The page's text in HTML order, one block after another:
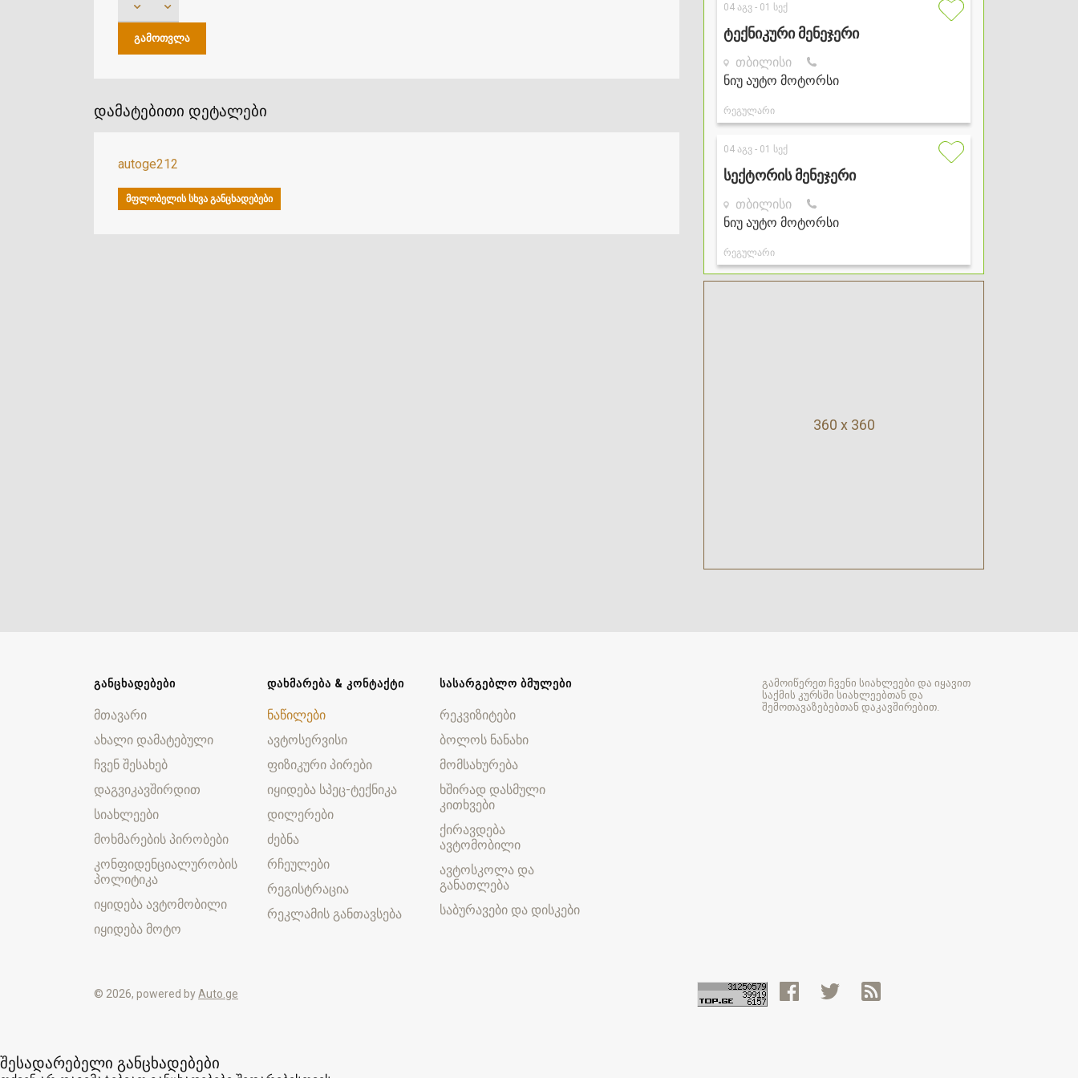
360 x 360
დამატებითი დეტალები
autoge212
ᲛᲤᲚᲝᲑᲔᲚᲘᲡ ᲡᲮᲕᲐ ᲒᲐᲜᲪᲮᲐᲓᲔᲑᲔᲑᲘ
გამოიწერეთ ჩვენი სიახლეები და იყავით
საქმის კურსში სიახლეებთან და
შემოთავაზებებთან დაკავშირებით.
ᲒᲐᲜᲪᲮᲐᲓᲔᲑᲔᲑᲘ
მთავარი
ახალი დამატებული
ჩვენ შესახებ
დაგვიკავშირდით
სიახლეები
მოხმარების პირობები
კონფიდენციალურობის
პოლიტიკა
იყიდება ავტომობილი
იყიდება მოტო
ᲓᲐᲮᲛᲐᲠᲔᲑᲐ & ᲙᲝᲜᲢᲐᲥᲢᲘ
ნაწილები
ავტოსერვისი
ფიზიკური პირები
იყიდება სპეც-ტექნიკა
დილერები
ძებნა
რჩეულები
რეგისტრაცია
რეკლამის განთავსება
ᲡᲐᲡᲐᲠᲒᲔᲑᲚᲝ ᲑᲛᲣᲚᲔᲑᲘ
რეკვიზიტები
ბოლოს ნანახი
მომსახურება
ხშირად დასმული
კითხვები
ქირავდება
ავტომობილი
ავტოსკოლა და
განათლება
საბურავები და დისკები
© 2026, powered byAuto.ge
შესადარებელი განცხადებები